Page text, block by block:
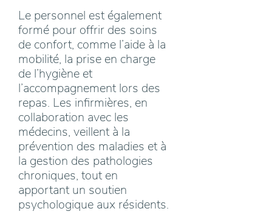
Le personnel est également
formé pour offrir des soins
de confort, comme l’aide à la
mobilité, la prise en charge
de l’hygiène et
l’accompagnement lors des
repas. Les infirmières, en
collaboration avec les
médecins, veillent à la
prévention des maladies et à
la gestion des pathologies
chroniques, tout en
apportant un soutien
psychologique aux résidents.